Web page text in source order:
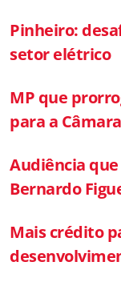
Pinheiro:
setor elétrico
MP que
para a Câmara
Audiência
Bernardo
Mais crédito